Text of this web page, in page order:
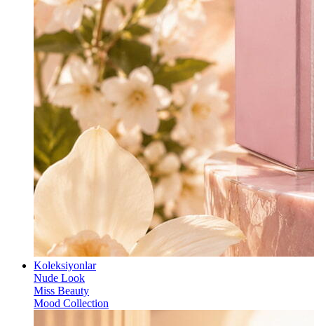
Koleksiyonlar
Nude Look
Miss Beauty
Mood Collection